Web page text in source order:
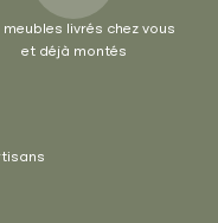
meubles livrés chez vous
et déjà montés